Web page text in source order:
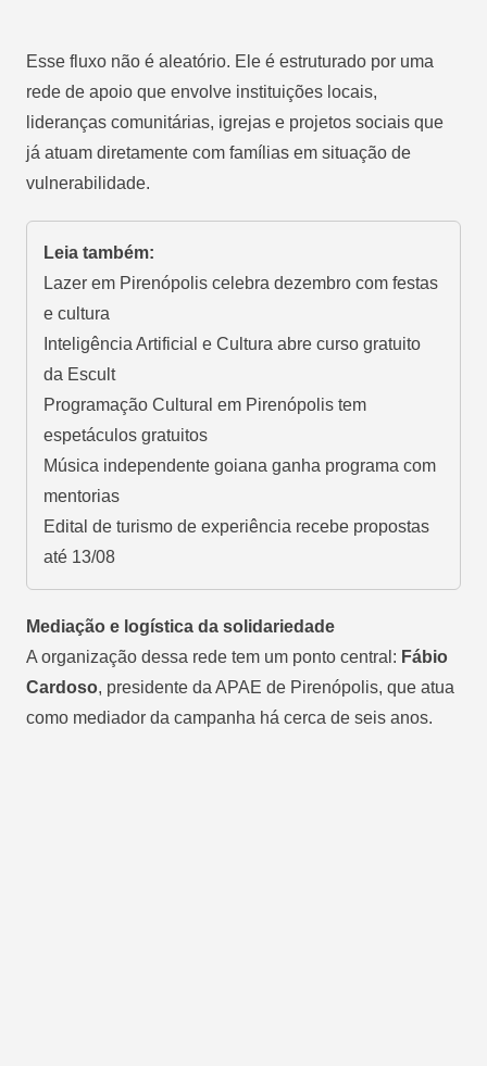
Esse fluxo não é aleatório. Ele é estruturado por uma
rede de apoio que envolve instituições locais,
lideranças comunitárias, igrejas e projetos sociais que
já atuam diretamente com famílias em situação de
vulnerabilidade.
Leia também:
Lazer em Pirenópolis celebra dezembro com festas
e cultura
Inteligência Artificial e Cultura abre curso gratuito
da Escult
Programação Cultural em Pirenópolis tem
espetáculos gratuitos
Música independente goiana ganha programa com
mentorias
Edital de turismo de experiência recebe propostas
até 13/08
Mediação e logística da solidariedade
A organização dessa rede tem um ponto central: Fábio
Cardoso, presidente da APAE de Pirenópolis, que atua
como mediador da campanha há cerca de seis anos.